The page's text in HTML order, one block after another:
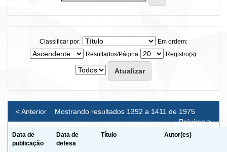
Classificar por:
Em ordem:
Resultados/Página
Registro(s):
Mostrando resultados 1392 a 1411 de 1975
< Anterior
Próximo >
Data de
publicação
Data de
defesa
Título Autor(es)